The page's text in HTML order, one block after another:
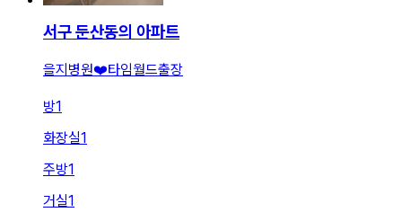
서구 둔산동의 아파트
을지병원❤️타임월드출장
방1
화장실1
주방1
거실1